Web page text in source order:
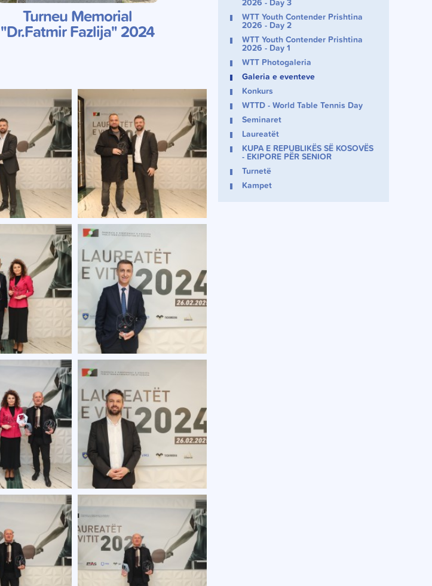
Turneu Memorial
"Dr.Fatmir Fazlija" 2024
2026 - Day 3
WTT Youth Contender Prishtina
2026 - Day 2
WTT Youth Contender Prishtina
2026 - Day 1
WTT Photogaleria
Galeria e eventeve
Konkurs
WTTD - World Table Tennis Day
Seminaret
Laureatët
KUPA E REPUBLIKËS SË KOSOVËS
- EKIPORE PËR SENIOR
Turnetë
Kampet